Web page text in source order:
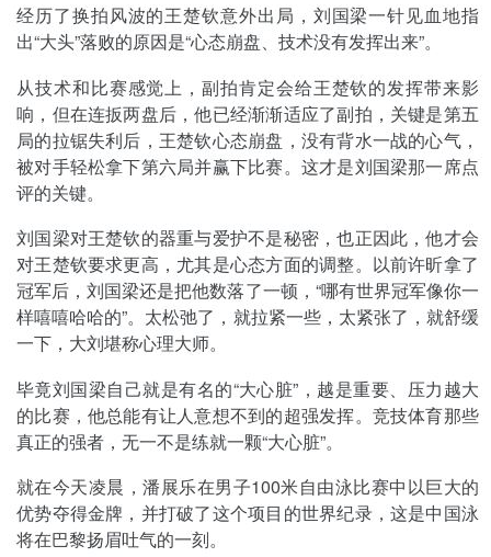
经历了换拍风波的王楚钦意外出局，刘国梁一针见血地指
出“大头”落败的原因是“心态崩盘、技术没有发挥出来”。
从技术和比赛感觉上，副拍肯定会给王楚钦的发挥带来影
响，但在连扳两盘后，他已经渐渐适应了副拍，关键是第五
局的拉锯失利后，王楚钦心态崩盘，没有背水一战的心气，
被对手轻松拿下第六局并赢下比赛。这才是刘国梁那一席点
评的关键。
刘国梁对王楚钦的器重与爱护不是秘密，也正因此，他才会
对王楚钦要求更高，尤其是心态方面的调整。以前许昕拿了
冠军后，刘国梁还是把他数落了一顿，“哪有世界冠军像你一
样嘻嘻哈哈的”。太松弛了，就拉紧一些，太紧张了，就舒缓
一下，大刘堪称心理大师。
毕竟刘国梁自己就是有名的“大心脏”，越是重要、压力越大
的比赛，他总能有让人意想不到的超强发挥。竞技体育那些
真正的强者，无一不是练就一颗“大心脏”。
就在今天凌晨，潘展乐在男子100米自由泳比赛中以巨大的
优势夺得金牌，并打破了这个项目的世界纪录，这是中国泳
将在巴黎扬眉吐气的一刻。